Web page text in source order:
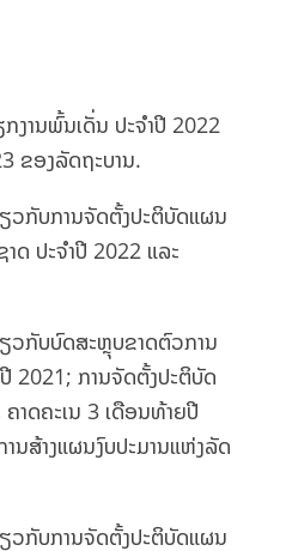
ງານພົ້ນເດັ່ນ ປະຈໍາປີ 2022
ຂອງລັດຖະບານ.
ວກັບການຈັດຕັ້ງປະຕິບັດແຜນ
ດ ປະຈໍາປີ 2022 ແລະ
ວກັບບົດສະຫຼຸບຂາດຕົວການ
2021; ການຈັດຕັ້ງປະຕິບັດ
າດຄະເນ 3 ເດືອນທ້າຍປີ
ສ້າງແຜນງົບປະມານແຫ່ງລັດ
ວກັບການຈັດຕັ້ງປະຕິບັດແຜນ